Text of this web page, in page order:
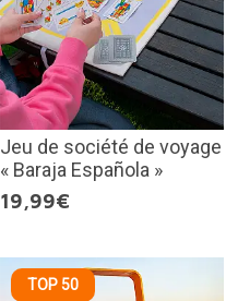
Jeu de société de voyage
« Baraja Española »
19,99€
TOP 50